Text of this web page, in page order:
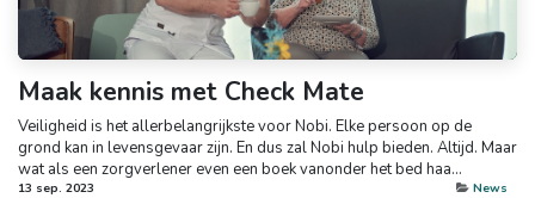
Maak kennis met Check Mate
Veiligheid is het allerbelangrijkste voor Nobi. Elke persoon op de
grond kan in levensgevaar zijn. En dus zal Nobi hulp bieden. Altijd. Maar
wat als een zorgverlener even een boek vanonder het bed haa...
13 sep. 2023 News